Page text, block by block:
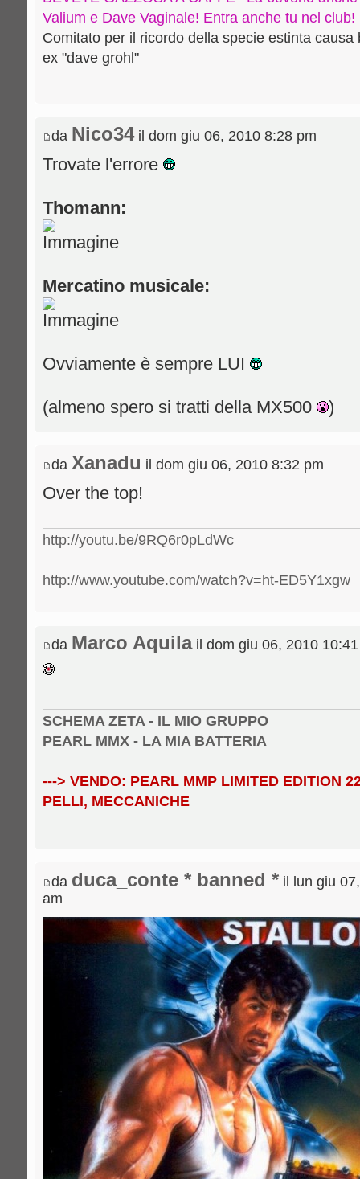
Valium e Dave Vaginale! Entra anche tu nel club!
Comitato per il ricordo della specie estinta
ex "dave grohl"
da Nico34il dom giu 06, 2010 8:28 pm
Trovate l'errore
Thomann:
Mercatino musicale:
Ovviamente è sempre LUI
(almeno spero si tratti della MX500 )
da Xanadu il dom giu 06, 2010 8:32 pm
Over the top!
http://youtu.be/9RQ6r0pLdWc
http://www.youtube.com/watch?v=ht-ED5Y1xgw
da Marco Aquilail dom giu 06, 2010
SCHEMA ZETA - IL MIO GRUPPO
PEARL MMX - LA MIA BATTERIA
---> VENDO: PEARL MMP LIMITED EDITION
PELLI, MECCANICHE
da duca_conte * banned * il lun giu
am